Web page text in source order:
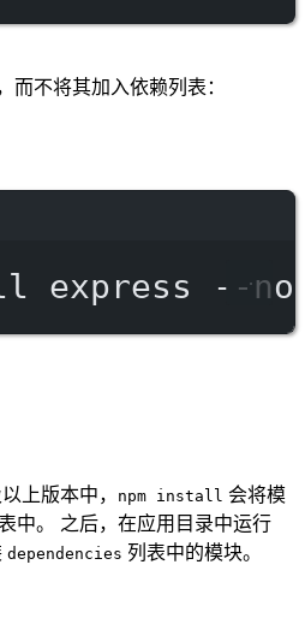
而不将其加入依赖列表：
express --
上版本中， npm install 会将模
中。 之后，在应用目录中运行
dependencies 列表中的模块。